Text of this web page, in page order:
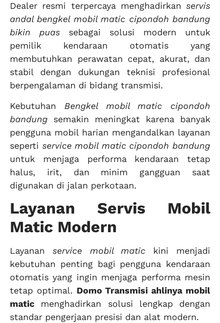
Dealer resmi terpercaya menghadirkan servis
andal bengkel mobil matic cipondoh bandung
bikin puas sebagai solusi modern untuk
pemilik kendaraan otomatis yang
membutuhkan perawatan cepat, akurat, dan
stabil dengan dukungan teknisi profesional
berpengalaman di bidang transmisi.
Kebutuhan Bengkel mobil matic cipondoh
bandung semakin meningkat karena banyak
pengguna mobil harian mengandalkan layanan
seperti service mobil matic cipondoh bandung
untuk menjaga performa kendaraan tetap
halus, irit, dan minim gangguan saat
digunakan di jalan perkotaan.
Layanan Servis Mobil
Matic Modern
Layanan service mobil matic kini menjadi
kebutuhan penting bagi pengguna kendaraan
otomatis yang ingin menjaga performa mesin
tetap optimal. Domo Transmisi ahlinya mobil
matic menghadirkan solusi lengkap dengan
standar pengerjaan presisi dan alat modern.